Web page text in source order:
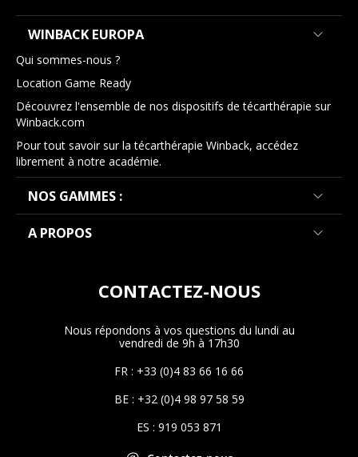
WINBACK EUROPA
Qui sommes-nous ?
Location Game Ready
Découvrez l'ensemble de nos dispositifs de técarthérapie sur
Winback.com
Pour tout savoir sur la técarthérapie Winback, accédez
librement à notre académie.
NOS GAMMES :
A PROPOS
CONTACTEZ-NOUS
Nous répondons à vos questions du lundi au
vendredi de 9h à 17h30
FR : +33 (0)4 83 66 16 66
BE : +32 (0)4 98 97 58 59
ES : 919 053 871